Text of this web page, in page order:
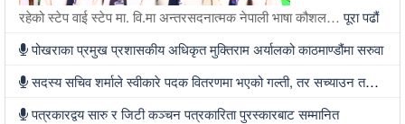
रहेको स्टेप वाई स्टेप मा. वि.मा अन्तरसदनात्मक नेपाली भाषा कौशल…पूरा पढौं
पोखराका प्रमुख प्रशासकीय अधिकृत मुक्तिराम अर्यालको काठमाण्डौंमा सरुवा
सदस्य सचिव शर्माले स्वीकारे पदक वितरणमा भएको गल्ती, तर सच्याउन तयार भएनन्
पत्रकारद्वय सारु र जिटी कञ्चन पत्रकारिता पुरस्कारबाट सम्मानित